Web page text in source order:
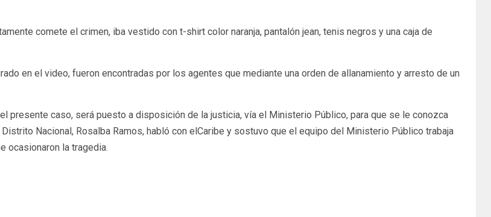
comete el crimen, iba vestido con t-shirt color naranja, pantalón jean, tenis negros y una caja de
en el video, fueron encontradas por los agentes que mediante una orden de allanamiento y arresto de un
presente caso, será puesto a disposición de la justicia, vía el Ministerio Público, para que se le conozca
Nacional, Rosalba Ramos, habló con elCaribe y sostuvo que el equipo del Ministerio Público trabaja
ocasionaron la tragedia.